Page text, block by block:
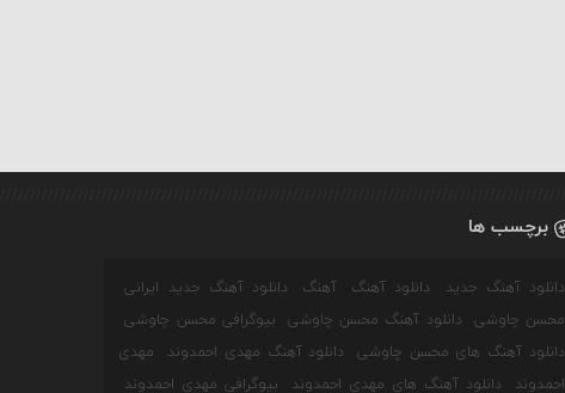
برچسب ها
دانلود آهنگ جدید دانلود آهنگ آهنگ
دانلود آهنگ جدید ایرانی
محسن چاوشی
دانلود آهنگ محسن چاوشی
بیوگرافی محسن چاوشی
دانلود آهنگ های محسن چاوشی
دانلود آهنگ مهدی احمدوند
مهدی
احمدوند
دانلود آهنگ های مهدی احمدوند بیوگرافی مهدی احمدوند